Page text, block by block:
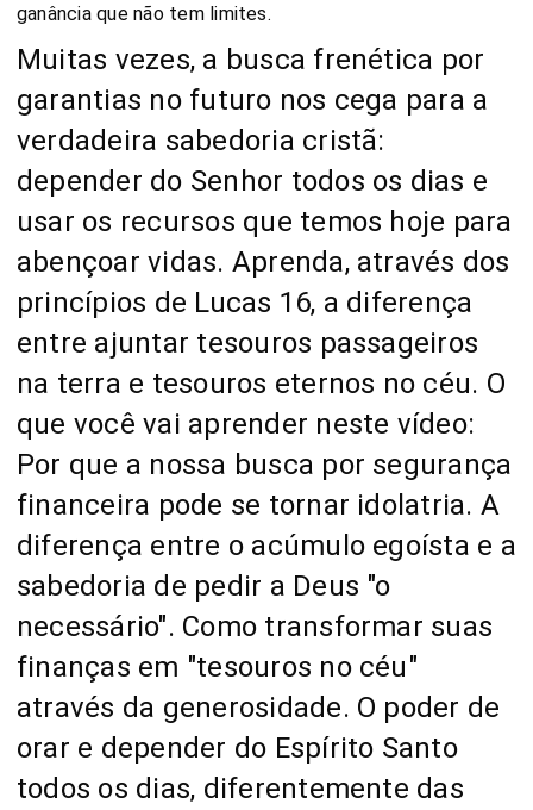
ganância que não tem limites.
Muitas vezes, a busca frenética por
garantias no futuro nos cega para a
verdadeira sabedoria cristã:
depender do Senhor todos os dias e
usar os recursos que temos hoje para
abençoar vidas. Aprenda, através dos
princípios de Lucas 16, a diferença
entre ajuntar tesouros passageiros
na terra e tesouros eternos no céu. O
que você vai aprender neste vídeo:
Por que a nossa busca por segurança
financeira pode se tornar idolatria. A
diferença entre o acúmulo egoísta e a
sabedoria de pedir a Deus "o
necessário". Como transformar suas
finanças em "tesouros no céu"
através da generosidade. O poder de
orar e depender do Espírito Santo
todos os dias, diferentemente das